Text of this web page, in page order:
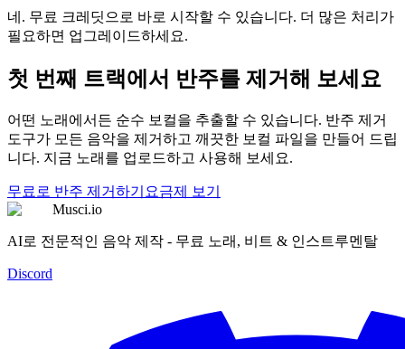
네. 무료 크레딧으로 바로 시작할 수 있습니다. 더 많은 처리가
필요하면 업그레이드하세요.
첫 번째 트랙에서 반주를 제거해 보세요
어떤 노래에서든 순수 보컬을 추출할 수 있습니다. 반주 제거
도구가 모든 음악을 제거하고 깨끗한 보컬 파일을 만들어 드립
니다. 지금 노래를 업로드하고 사용해 보세요.
무료로 반주 제거하기 요금제 보기
Musci.io
AI로 전문적인 음악 제작 - 무료 노래, 비트 & 인스트루멘탈
Discord